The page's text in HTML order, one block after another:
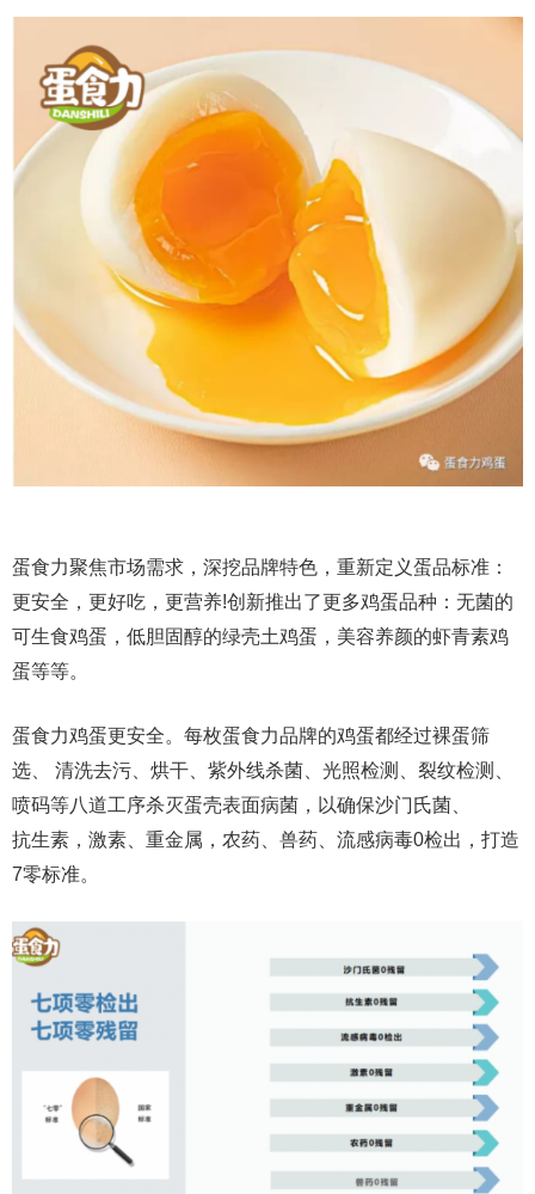
蛋食力聚焦市场需求，深挖品牌特色，重新定义蛋品标准：
更安全，更好吃，更营养!创新推出了更多鸡蛋品种：无菌的
可生食鸡蛋，低胆固醇的绿壳土鸡蛋，美容养颜的虾青素鸡
蛋等等。
蛋食力鸡蛋更安全。每枚蛋食力品牌的鸡蛋都经过裸蛋筛
选、 清洗去污、烘干、紫外线杀菌、光照检测、裂纹检测、
喷码等八道工序杀灭蛋壳表面病菌，以确保沙门氏菌、
抗生素，激素、重金属，农药、兽药、流感病毒0检出，打造
7零标准。